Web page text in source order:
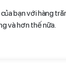
bạn với hàng
và hơn thế nữa.